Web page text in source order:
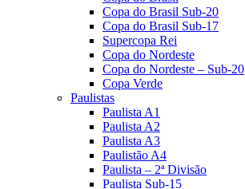
Copa do Brasil Sub-20
Copa do Brasil Sub-17
Supercopa Rei
Copa do Nordeste
Copa do Nordeste – Sub-20
Copa Verde
Paulistas
Paulista A1
Paulista A2
Paulista A3
Paulistão A4
Paulista – 2ª Divisão
Paulista Sub-15